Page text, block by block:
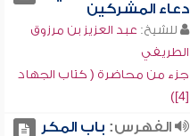
دعاء المشركين
للشيخ: عبد العزيز بن مرزوق
الطريفي
جزء من محاضرة ( كتاب الجهاد
[4])
الفهرس: باب المكر